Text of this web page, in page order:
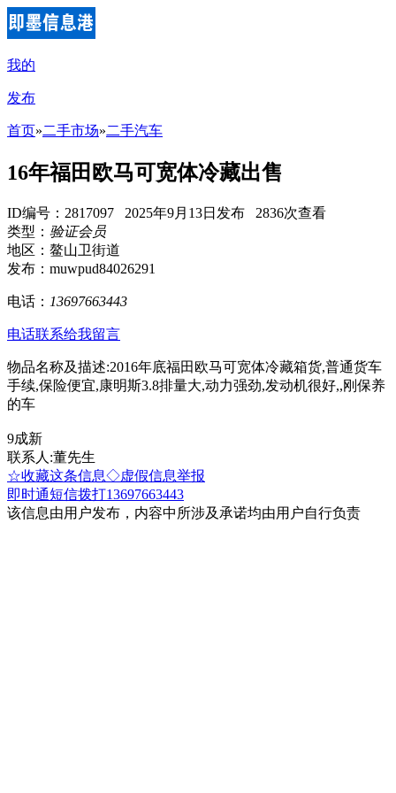
我的
发布
首页»二手市场»二手汽车
16年福田欧马可宽体冷藏出售
ID编号：2817097 2025年9月13日发布 2836次查看
类型： 验证会员
地区：鳌山卫街道
发布：muwpud84026291
电话： 13697663443
电话联系给我留言
物品名称及描述:2016年底福田欧马可宽体冷藏箱货,普通货车
手续,保险便宜,康明斯3.8排量大,动力强劲,发动机很好,,刚保养
的车
9成新
联系人:董先生
☆收藏这条信息◇虚假信息举报
即时通短信拨打13697663443
该信息由用户发布，内容中所涉及承诺均由用户自行负责